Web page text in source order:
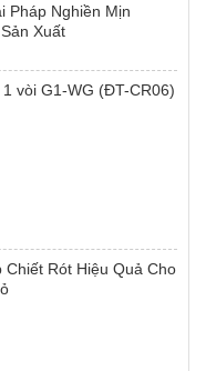
Pháp Nghiền Mịn
Xuất
vòi G1-WG (ĐT-CR06)
Chiết Rót Hiệu Quả Cho